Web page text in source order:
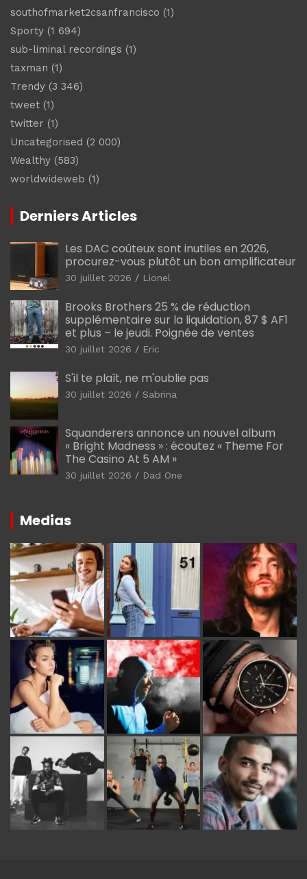
southofmarket2csanfrancisco (1)
Sporty (1 694)
sub-liminal recordings (1)
taxman (1)
Trendy (3 346)
tweet (1)
twitter (1)
Uncategorised (2 000)
Wealthy (583)
worldwideweb (1)
Derniers Articles
Les DAC coûteux sont inutiles en 2026,
procurez-vous plutôt un bon amplificateur
30 juillet 2026 Lionel
Brooks Brothers 25 % de réduction
supplémentaire sur la liquidation, 87 $ AF1
et plus – le jeudi. Poignée de ventes
30 juillet 2026 Eric
S'il te plaît, ne m'oublie pas
30 juillet 2026 Sabrina
Squanderers annonce un nouvel album
« Bright Madness » : écoutez « Theme For
The Casino At 5 AM »
30 juillet 2026 Dad One
Medias